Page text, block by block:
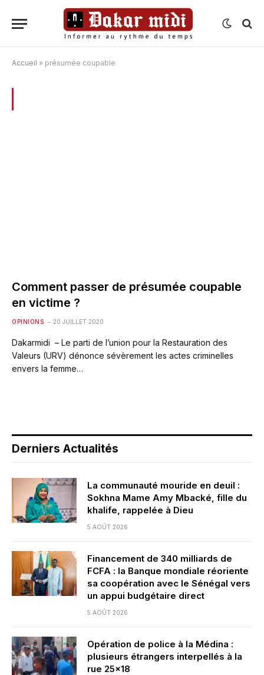
Accueil » présumée coupable
Comment passer de présumée coupable
en victime ?
OPINIONS 20 JUILLET 2020
Dakarmidi – Le parti de l’union pour la Restauration des
Valeurs (URV) dénonce sévèrement les actes criminelles
envers la femme…
Derniers Actualités
La communauté mouride en deuil :
Sokhna Mame Amy Mbacké, fille du
khalife, rappelée à Dieu
5 AOÛT 2026
Financement de 340 milliards de
FCFA : la Banque mondiale réoriente
sa coopération avec le Sénégal vers
un appui budgétaire direct
5 AOÛT 2026
Opération de police à la Médina :
plusieurs étrangers interpellés à la
rue 25×18